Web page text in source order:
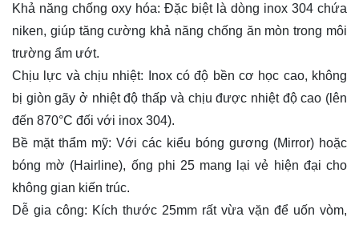
Khả năng chống oxy hóa: Đặc biệt là dòng inox 304 chứa
niken, giúp tăng cường khả năng chống ăn mòn trong môi
trường ẩm ướt.
Chịu lực và chịu nhiệt: Inox có độ bền cơ học cao, không
bị giòn gãy ở nhiệt độ thấp và chịu được nhiệt độ cao (lên
đến 870°C đối với inox 304).
Bề mặt thẩm mỹ: Với các kiểu bóng gương (Mirror) hoặc
bóng mờ (Hairline), ống phi 25 mang lại vẻ hiện đại cho
không gian kiến trúc.
Dễ gia công: Kích thước 25mm rất vừa vặn để uốn vòm,